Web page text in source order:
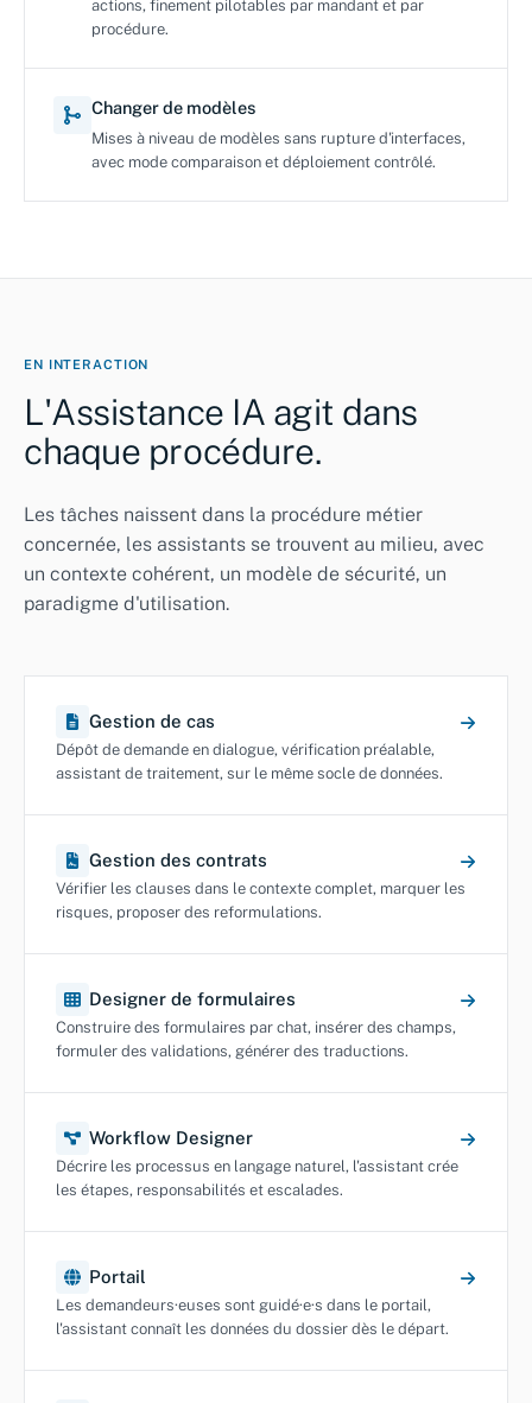
actions, finement pilotables par mandant et par
procédure.
Changer de modèles
Mises à niveau de modèles sans rupture d'interfaces,
avec mode comparaison et déploiement contrôlé.
EN INTERACTION
L'Assistance IA agit dans
chaque procédure.
Les tâches naissent dans la procédure métier
concernée, les assistants se trouvent au milieu, avec
un contexte cohérent, un modèle de sécurité, un
paradigme d'utilisation.
Gestion de cas
Dépôt de demande en dialogue, vérification préalable,
assistant de traitement, sur le même socle de données.
Gestion des contrats
Vérifier les clauses dans le contexte complet, marquer les
risques, proposer des reformulations.
Designer de formulaires
Construire des formulaires par chat, insérer des champs,
formuler des validations, générer des traductions.
Workflow Designer
Décrire les processus en langage naturel, l'assistant crée
les étapes, responsabilités et escalades.
Portail
Les demandeurs·euses sont guidé·e·s dans le portail,
l'assistant connaît les données du dossier dès le départ.